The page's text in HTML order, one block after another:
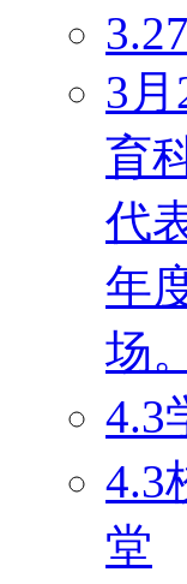
3.27
3
育
代
年
场。
4.3
4.3
堂